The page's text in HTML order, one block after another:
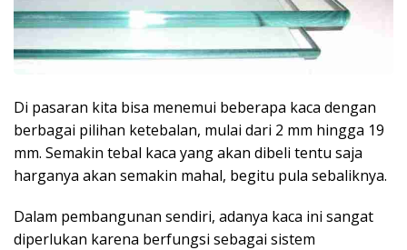
Di pasaran kita bisa menemui beberapa kaca dengan
berbagai pilihan ketebalan, mulai dari 2 mm hingga 19
mm. Semakin tebal kaca yang akan dibeli tentu saja
harganya akan semakin mahal, begitu pula sebaliknya.
Dalam pembangunan sendiri, adanya kaca ini sangat
diperlukan karena berfungsi sebagai sistem